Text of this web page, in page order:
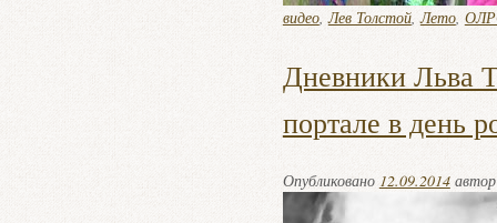
видео,Лев Толстой,Лето,
Дневники Льва
портале в день
Опубликовано 12.09.2014